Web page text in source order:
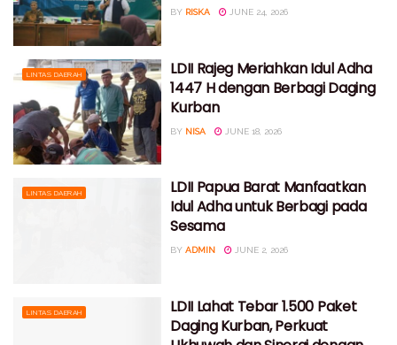
BY RISKA JUNE 24, 2026
LINTAS DAERAH
LDII Rajeg Meriahkan Idul Adha
1447 H dengan Berbagi Daging
Kurban
BY NISA JUNE 18, 2026
LINTAS DAERAH
LDII Papua Barat Manfaatkan
Idul Adha untuk Berbagi pada
Sesama
BY ADMIN JUNE 2, 2026
LINTAS DAERAH
LDII Lahat Tebar 1.500 Paket
Daging Kurban, Perkuat